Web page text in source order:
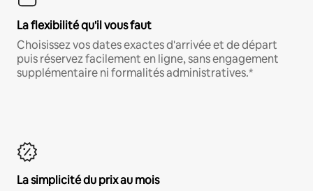
La flexibilité qu'il vous faut
Choisissez vos dates exactes d'arrivée et de départ
puis réservez facilement en ligne, sans engagement
supplémentaire ni formalités administratives.*
La simplicité du prix au mois